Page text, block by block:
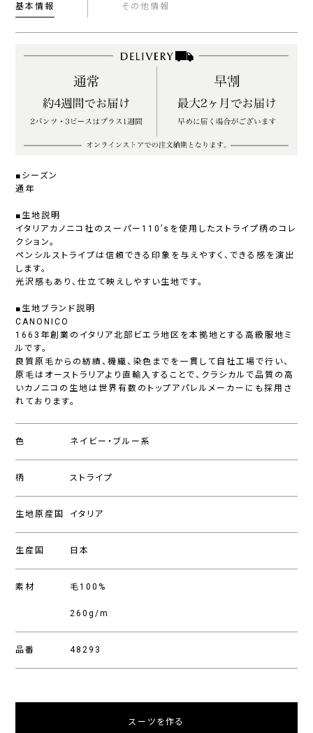
基本情報 その他情報
■シーズン
通年
■生地説明
イタリアカノニコ社のスーパー110’sを使用したストライプ柄のコレ
クション。
ペンシルストライプは信頼できる印象を与えやすく、できる感を演出
します。
光沢感もあり、仕立て映えしやすい生地です。
■生地ブランド説明
CANONICO
1663年創業のイタリア北部ビエラ地区を本拠地とする高級服地ミ
ルです。
良質原毛からの紡績、機織、染色までを一貫して自社工場で行い、
原毛はオーストラリアより直輸入することで、クラシカルで品質の高
いカノニコの生地は世界有数のトップアパレルメーカーにも採用さ
れております。
色 ネイビー・ブルー系
柄 ストライプ
生地原産国 イタリア
生産国 日本
素材 毛100%
260g/m
品番 48293
スーツを作る